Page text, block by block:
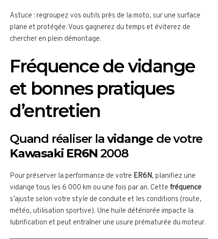
Astuce : regroupez vos outils près de la moto, sur une surface
plane et protégée. Vous gagnerez du temps et éviterez de
chercher en plein démontage.
Fréquence de vidange
et bonnes pratiques
d’entretien
Quand réaliser lavidange de votre
Kawasaki ER6N 2008
Pour préserver la performance de votre ER6N, planifiez une
vidange tous les 6 000 km ou une fois par an. Cette fréquence
s’ajuste selon votre style de conduite et les conditions (route,
météo, utilisation sportive). Une huile détériorée impacte la
lubrification et peut entraîner une usure prématurée du moteur.